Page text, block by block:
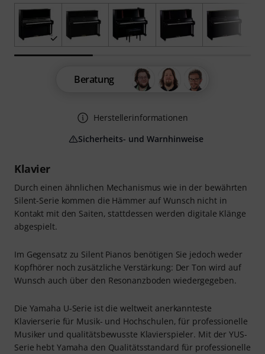
Klavier
Durch einen ähnlichen Mechanismus wie in der bewährten
Silent-Serie kommen die Hämmer auf Wunsch nicht in
Kontakt mit den Saiten, stattdessen werden digitale Klänge
abgespielt.
Im Gegensatz zu Silent Pianos benötigen Sie jedoch weder
Kopfhörer noch zusätzliche Verstärkung: Der Ton wird auf
Wunsch auch über den Resonanzboden wiedergegeben.
Die Yamaha U-Serie ist die weltweit anerkannteste
Klavierserie für Musik- und Hochschulen, für professionelle
Musiker und qualitätsbewusste Klavierspieler. Mit der YUS-
Serie hebt Yamaha den Qualitätsstandard für professionelle
Beratung
Herstellerinformationen
Sicherheits- und Warnhinweise